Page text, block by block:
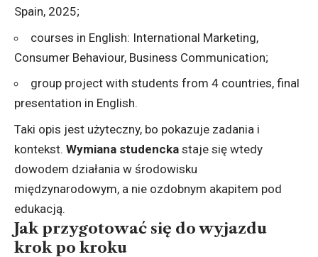
Spain, 2025;
courses in English: International Marketing,
Consumer Behaviour, Business Communication;
group project with students from 4 countries, final
presentation in English.
Taki opis jest użyteczny, bo pokazuje zadania i
kontekst. Wymiana studencka staje się wtedy
dowodem działania w środowisku
międzynarodowym, a nie ozdobnym akapitem pod
edukacją.
Jak przygotować się do wyjazdu
krok po kroku